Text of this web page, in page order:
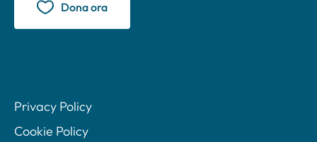
Dona ora
Privacy Policy
Cookie Policy